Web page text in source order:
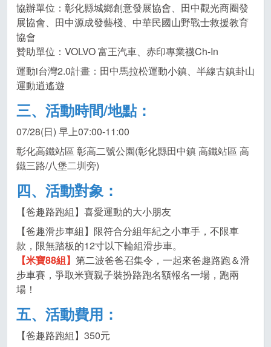
協辦單位：彰化縣城鄉創意發展協會、田中觀光商圈發
展協會、田中源成發藝棧、中華民國山野戰士救援教育
協會
贊助單位：VOLVO 富王汽車、赤印專業襪Ch-In
運動i台灣2.0計畫：田中馬拉松運動小鎮、半線古鎮卦山
運動逍遙遊
三、活動時間/地點：
07/28(日) 早上07:00-11:00
彰化高鐵站區 彰高二號公園(彰化縣田中鎮 高鐵站區 高
鐵三路/八堡二圳旁)
四、活動對象：
【爸趣路跑組】喜愛運動的大小朋友
【爸趣滑步車組】限符合分組年紀之小車手，不限車
款，限無踏板的12寸以下輪組滑步車。
【米寶88組】 第二波爸爸召集令，一起來爸趣路跑＆滑
步車賽，爭取米寶親子裝扮路跑名額報名一場，跑兩
場！
五、活動費用：
【爸趣路跑組】350元